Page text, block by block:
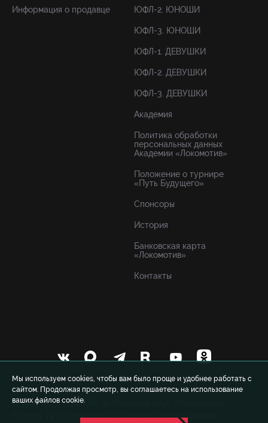
Мы используем cookies, чтобы вам было проще и удобнее работать с
сайтом. Продолжая просмотр, вы соглашаетесь на использование
ваших файлов cookie.
Информация о продавце ЮФЛ-2. ЮНОШИ
ЮФЛ-3. ЮНОШИ
ЮФЛ-1. ДЕВУШКИ
ЮФЛ-2. ДЕВУШКИ
ЮФЛ-3. ДЕВУШКИ
Академия
Политика обработки
персональных данных
Академии «Локомотив»
Положение о турнире
«Путь Будущего»
Спонсоры
История
Банковская карта
«Локомотив»
Контакты
© 1999-2026 FCLM.RU Футбольный клуб «Локомотив»
Москва. При полном или частичном использовании